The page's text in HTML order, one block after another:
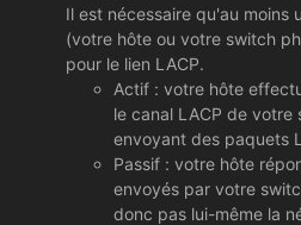
Il est nécessaire qu'au moins
(votre hôte ou votre switch
pour le lien LACP.
Actif : votre hôte
le canal LACP de
envoyant des paquets
Passif : votre hôte
envoyés par votre
donc pas lui-même la